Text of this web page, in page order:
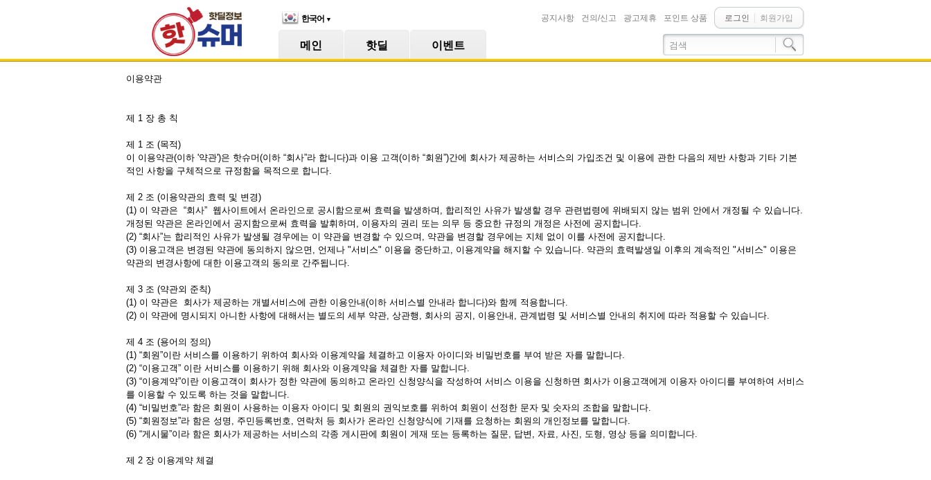
한국어 ▼ 로그인 회원가입
공지사항 건의/신고 광고제휴 포인트 상품
메인 핫딜 이벤트
이용약관
제 1 장 총 칙
제 1 조 (목적)
이 이용약관(이하 '약관')은 핫슈머(이하 “회사”라 합니다)과 이용 고객(이하 “회원”)간에 회사가 제공하는 서비스의 가입조건 및 이용에 관한 다음의 제반 사항과 기타 기본
적인 사항을 구체적으로 규정함을 목적으로 합니다.
제 2 조 (이용약관의 효력 및 변경)
(1) 이 약관은 “회사” 웹사이트에서 온라인으로 공시함으로써 효력을 발생하며, 합리적인 사유가 발생할 경우 관련법령에 위배되지 않는 범위 안에서 개정될 수 있습니다.
개정된 약관은 온라인에서 공지함으로써 효력을 발휘하며, 이용자의 권리 또는 의무 등 중요한 규정의 개정은 사전에 공지합니다.
(2) “회사”는 합리적인 사유가 발생될 경우에는 이 약관을 변경할 수 있으며, 약관을 변경할 경우에는 지체 없이 이를 사전에 공지합니다.
(3) 이용고객은 변경된 약관에 동의하지 않으면, 언제나 "서비스" 이용을 중단하고, 이용계약을 해지할 수 있습니다. 약관의 효력발생일 이후의 계속적인 "서비스" 이용은
약관의 변경사항에 대한 이용고객의 동의로 간주됩니다.
제 3 조 (약관외 준칙)
(1) 이 약관은 회사가 제공하는 개별서비스에 관한 이용안내(이하 서비스별 안내라 합니다)와 함께 적용합니다.
(2) 이 약관에 명시되지 아니한 사항에 대해서는 별도의 세부 약관, 상관행, 회사의 공지, 이용안내, 관계법령 및 서비스별 안내의 취지에 따라 적용할 수 있습니다.
제 4 조 (용어의 정의)
(1) “회원”이란 서비스를 이용하기 위하여 회사와 이용계약을 체결하고 이용자 아이디와 비밀번호를 부여 받은 자를 말합니다.
(2) “이용고객” 이란 서비스를 이용하기 위해 회사와 이용계약을 체결한 자를 말합니다.
(3) “이용계약”이란 이용고객이 회사가 정한 약관에 동의하고 온라인 신청양식을 작성하여 서비스 이용을 신청하면 회사가 이용고객에게 이용자 아이디를 부여하여 서비스
를 이용할 수 있도록 하는 것을 말합니다.
(4) “비밀번호”라 함은 회원이 사용하는 이용자 아이디 및 회원의 권익보호를 위하여 회원이 선정한 문자 및 숫자의 조합을 말합니다.
(5) “회원정보”라 함은 성명, 주민등록번호, 연락처 등 회사가 온라인 신청양식에 기재를 요청하는 회원의 개인정보를 말합니다.
(6) “게시물”이라 함은 회사가 제공하는 서비스의 각종 게시판에 회원이 게재 또는 등록하는 질문, 답변, 자료, 사진, 도형, 영상 등을 의미합니다.
제 2 장 이용계약 체결